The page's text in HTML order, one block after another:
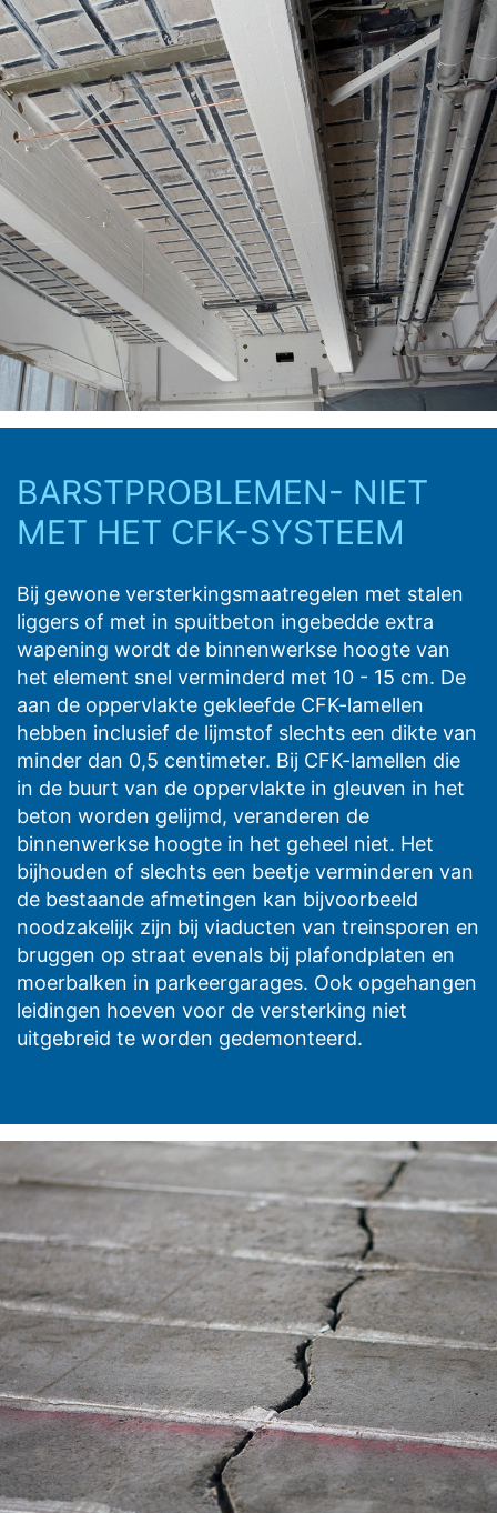
BARSTPROBLEMEN- NIET
MET HET CFK-SYSTEEM
Bij gewone versterkingsmaatregelen met stalen
liggers of met in spuitbeton ingebedde extra
wapening wordt de binnenwerkse hoogte van
het element snel verminderd met 10 - 15 cm. De
aan de oppervlakte gekleefde CFK-lamellen
hebben inclusief de lijmstof slechts een dikte van
minder dan 0,5 centimeter. Bij CFK-lamellen die
in de buurt van de oppervlakte in gleuven in het
beton worden gelijmd, veranderen de
binnenwerkse hoogte in het geheel niet. Het
bijhouden of slechts een beetje verminderen van
de bestaande afmetingen kan bijvoorbeeld
noodzakelijk zijn bij viaducten van treinsporen en
bruggen op straat evenals bij plafondplaten en
moerbalken in parkeergarages. Ook opgehangen
leidingen hoeven voor de versterking niet
uitgebreid te worden gedemonteerd.